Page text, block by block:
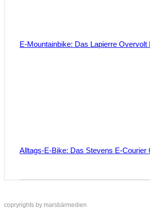
E-Mountainbike: Das Lapierre Overvolt
Alltags-E-Bike: Das Stevens E-Courier
copryrights by marsbärmedien